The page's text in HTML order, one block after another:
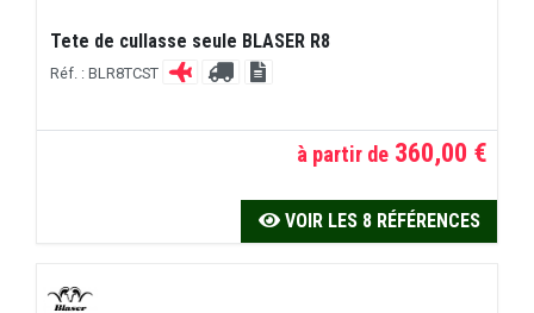
Tete de cullasse seule BLASER R8
Réf. : BLR8TCST
à partir de 360,00 €
VOIR LES 8 RÉFÉRENCES